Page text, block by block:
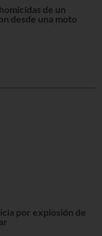
de un
desde una moto
por explosión de